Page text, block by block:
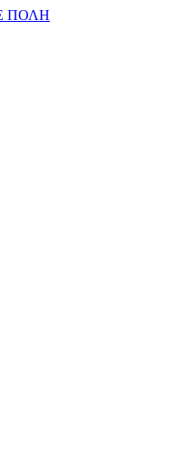
ΠΟΛΗ